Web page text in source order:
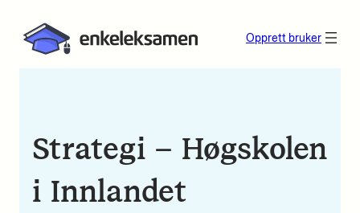
Opprett bruker
Strategi – Høgskolen
i Innlandet